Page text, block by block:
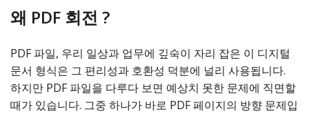
왜 PDF 회전 ?
PDF 파일, 우리 일상과 업무에 깊숙이 자리 잡은 이 디지털
문서 형식은 그 편리성과 호환성 덕분에 널리 사용됩니다.
하지만 PDF 파일을 다루다 보면 예상치 못한 문제에 직면할
때가 있습니다. 그중 하나가 바로 PDF 페이지의 방향 문제입